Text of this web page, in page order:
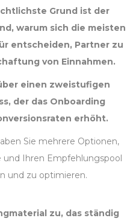
Grund ist der
warum sich die meisten
entscheiden, Partner zu
von Einnahmen.
einen zweistufigen
der das Onboarding
erhöht.
Sie mehrere Optionen,
Ihren Empfehlungspool
und zu optimieren.
zu, das ständig